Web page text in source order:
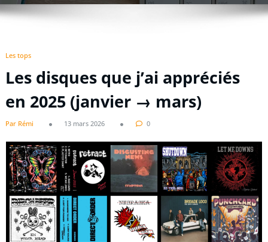
Les tops
Les disques que j’ai appréciés
en 2025 (janvier → mars)
Par Rémi 13 mars 2026 0